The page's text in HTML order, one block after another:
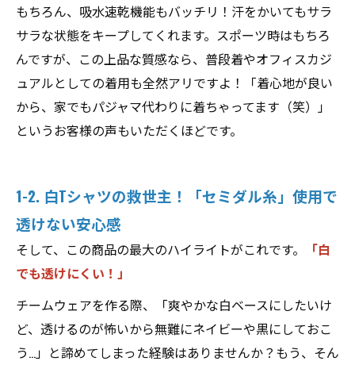
もちろん、吸水速乾機能もバッチリ！汗をかいてもサラ
サラな状態をキープしてくれます。スポーツ時はもちろ
んですが、この上品な質感なら、普段着やオフィスカジ
ュアルとしての着用も全然アリですよ！「着心地が良い
から、家でもパジャマ代わりに着ちゃってます（笑）」
というお客様の声もいただくほどです。
1-2. 白Tシャツの救世主！「セミダル糸」使用で
透けない安心感
そして、この商品の最大のハイライトがこれです。
「白
でも透けにくい！」
チームウェアを作る際、「爽やかな白ベースにしたいけ
ど、透けるのが怖いから無難にネイビーや黒にしておこ
う…」と諦めてしまった経験はありませんか？もう、そん